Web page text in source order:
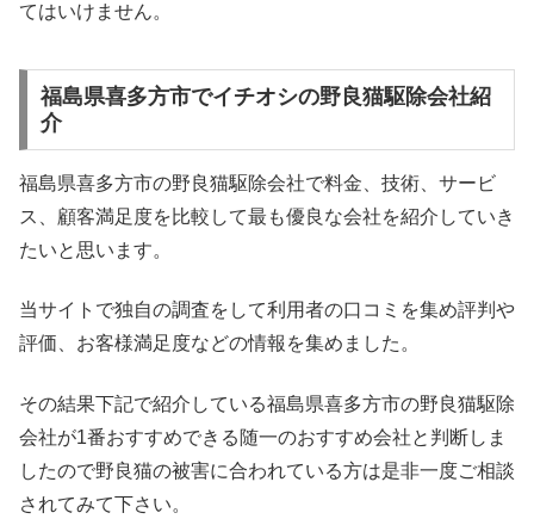
てはいけません。
福島県喜多方市でイチオシの野良猫駆除会社紹
介
福島県喜多方市の野良猫駆除会社で料金、技術、サービ
ス、顧客満足度を比較して最も優良な会社を紹介していき
たいと思います。
当サイトで独自の調査をして利用者の口コミを集め評判や
評価、お客様満足度などの情報を集めました。
その結果下記で紹介している福島県喜多方市の野良猫駆除
会社が1番おすすめできる随一のおすすめ会社と判断しま
したので野良猫の被害に合われている方は是非一度ご相談
されてみて下さい。